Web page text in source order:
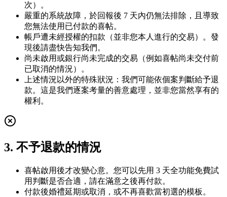
次）。
嚴重的系統故障，於回報後 7 天內仍無法排除，且導致
您無法使用已付款的喜帖。
帳戶遭未經授權的扣款（並非您本人進行的交易）。發
現後請盡快告知我們。
尚未啟用或銀行尚未完成的交易（例如喜帖尚未交付前
已取消的情況）。
上述情況以外的特殊狀況：我們可能依個案判斷給予退
款。這是我們逐案考量的善意處理，並非您當然享有的
權利。
3. 不予退款的情況
喜帖啟用後才改變心意。您可以先用 3 天全功能免費試
用判斷是否合適，請在滿意之後再付款。
付款後婚禮延期或取消，或不再喜歡當初選的模板。